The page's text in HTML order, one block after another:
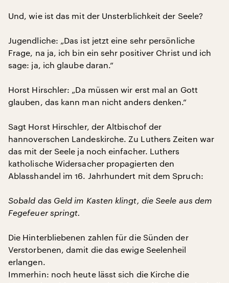
Und, wie ist das mit der Unsterblichkeit der Seele?
Jugendliche: „Das ist jetzt eine sehr persönliche
Frage, na ja, ich bin ein sehr positiver Christ und ich
sage: ja, ich glaube daran.“
Horst Hirschler: „Da müssen wir erst mal an Gott
glauben, das kann man nicht anders denken.“
Sagt Horst Hirschler, der Altbischof der
hannoverschen Landeskirche. Zu Luthers Zeiten war
das mit der Seele ja noch einfacher. Luthers
katholische Widersacher propagierten den
Ablasshandel im 16. Jahrhundert mit dem Spruch:
Sobald das Geld im Kasten klingt, die Seele aus dem
Fegefeuer springt.
Die Hinterbliebenen zahlen für die Sünden der
Verstorbenen, damit die das ewige Seelenheil
erlangen.
Immerhin: noch heute lässt sich die Kirche die